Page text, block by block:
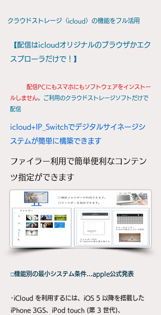
クラウドストレージ〈icloud〉の機能をフル活用
【配信はicloudオリジナルのブラウザかエク
スプローラだけで！】
配信PCにもスマホにもソフトウェアをインストー
ルしません。ご利用のクラウドストレージソフトだけで
配信
icloud+IP_Switchでデジタルサイネージシ
ステムが簡単に構築できます
ファイラー利用で簡単便利なコンテン
ツ指定ができます
□機能別の最小システム条件…apple公式発表
･iCloud を利用するには、iOS 5 以降を搭載した
iPhone 3GS、iPod touch (第 3 世代)、